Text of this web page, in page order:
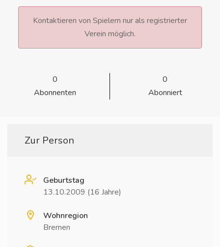
Kontaktieren von Spielern nur als registrierter
Verein möglich.
0
Abonnenten
0
Abonniert
Zur Person
Geburtstag
13.10.2009 (16 Jahre)
Wohnregion
Bremen